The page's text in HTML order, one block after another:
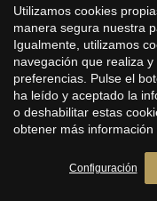
Casas
Pisos
Masías
Terrenos
Copyright
Utilizamos cookies
manera segura nuestra
Igualmente, utilizamos
navegación que realiza
preferencias. Pulse el
ha leído y aceptado la
o deshabilitar estas
obtener más información
Configuración